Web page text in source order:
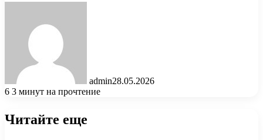
admin28.05.2026
6 3 минут на прочтение
Читайте еще